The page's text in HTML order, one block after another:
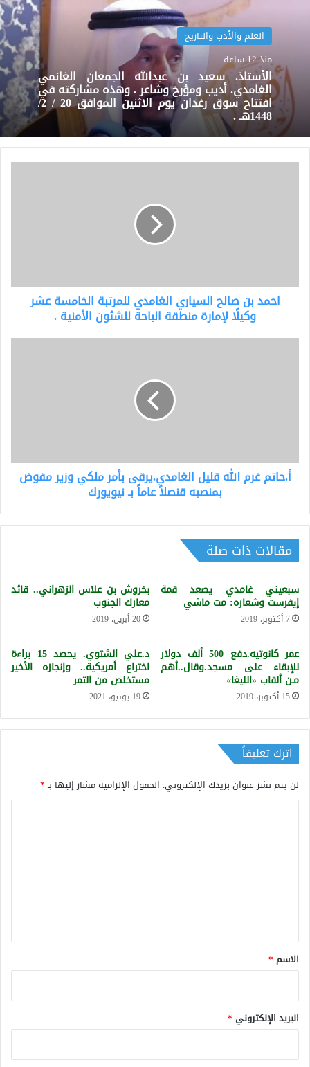
العلم والأدب والتاريخ
منذ 12 ساعة
الأستاذ. سعيد بن عبدالله الجمعان الغانمي
الغامدي. أديب ومؤرخ وشاعر . وهذه مشاركته في
افتتاح سوق رغدان يوم الاثنين الموافق 20 / 2/
1448هـ .
وكيلًا
لإمارة
للشئون
احمد بن صالح السياري الغامدي للمرتبة الخامسة عشر
وكيلًا لإمارة منطقة الباحة للشئون الأمنية .
مفوض
بمنصبه
بـ
أ.حاتم غرم الله قليل الغامدي.يرقى بأمر ملكي وزير مفوض
بمنصبه قنصلاً عاماً بـ نيويورك
مقالات ذات صلة
سبعيني غامدي يصعد قمة
إيفرست وشعاره: مت ماشي
7 أكتوبر، 2019
بخروش بن علاس الزهراني.. قائد
معارك الجنوب
20 أبريل، 2019
عمر كانوتيه.دفع 500 ألف دولار
للإبقاء على مسجد.وقال..أهم
مـن ألقاب «الليغا»
15 أكتوبر، 2019
د.علي الشتوي. يحصد 15 براءة
اختراع أمريكية.. وإنجازه الأخير
مستخلص من التمر
19 يونيو، 2021
اترك تعليقاً
لن يتم نشر عنوان بريدك الإلكتروني. الحقول الإلزامية مشار إليها بـ*
*
الاسم *
البريد الإلكتروني *